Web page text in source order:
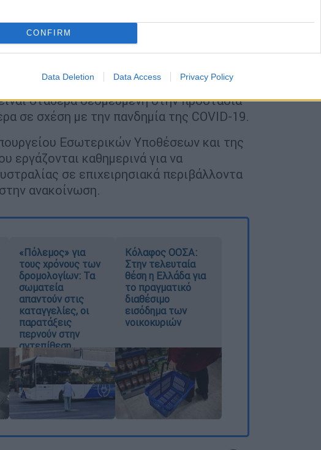
CONFIRM
Data Deletion Data Access Privacy Policy
January 14, 2022
προσεκτικά τις πληροφορίες που
η Αυστραλιανή Συνοριακή Δύναμη και ο
σταθερά δεσμευμένη στην προστασία
σε σχέση με την πανδημία της COVID-19.
Εσωτερικών Υποθέσεων και της
εργάζονται καθημερινά για να
σε επιχειρησιακά περιβάλλοντα
ανακοίνωση.
«Πόλεμος» για
τους χρόνους των
δρομολογίων: Τα
σωματεία
απαντούν στις
καταγγελίες, οι
παρατάξεις
περνούν στην
αντεπίθεση
Κόλαφος ΟΟΣΑ:
Στην τελευταία
θέση η Ελλάδα για
το πραγματικό
διαθέσιμο
εισόδημα των
νοικοκυριών